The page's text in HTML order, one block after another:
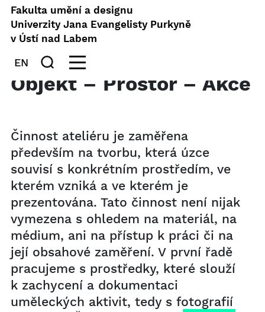
Fakulta umění a designu
Univerzity Jana Evangelisty Purkyně
v Ústí nad Labem
EN
Objekt – Prostor – Akce
Činnost ateliéru je zaměřena
především na tvorbu, která úzce
souvisí s konkrétním prostředím, ve
kterém vzniká a ve kterém je
prezentována. Tato činnost není nijak
vymezena s ohledem na materiál, na
médium, ani na přístup k práci či na
její obsahové zaměření. V první řadě
pracujeme s prostředky, které slouží
k zachycení a dokumentaci
uměleckých aktivit, tedy s fotografií